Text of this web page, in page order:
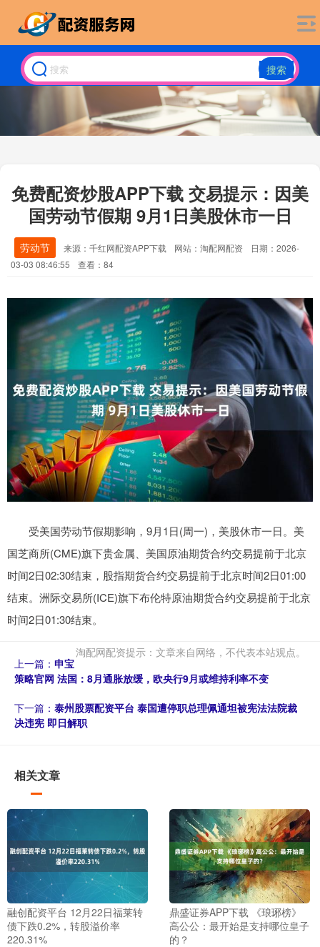
搜索
免费配资炒股APP下载 交易提示：因美
国劳动节假期 9月1日美股休市一日
劳动节 来源：千红网配资APP下载 网站：淘配网配资
日期：2026-
03-03 08:46:55
查看：84
受美国劳动节假期影响，9月1日(周一)，美股休市一日。美
国芝商所(CME)旗下贵金属、美国原油期货合约交易提前于北京
时间2日02:30结束，股指期货合约交易提前于北京时间2日01:00
结束。洲际交易所(ICE)旗下布伦特原油期货合约交易提前于北京
时间2日01:30结束。
淘配网配资提示：文章来自网络，不代表本站观点。
上一篇： 申宝
策略官网 法国：8月通胀放缓，欧央行9月或维持利率不变
下一篇： 泰州股票配资平台 泰国遭停职总理佩通坦被宪法法院裁
决违宪 即日解职
相关文章
融创配资平台 12月22日福莱转
债下跌0.2%，转股溢价率
220.31%
鼎盛证券APP下载 《琅琊榜》
高公公：最开始是支持哪位皇子
的？